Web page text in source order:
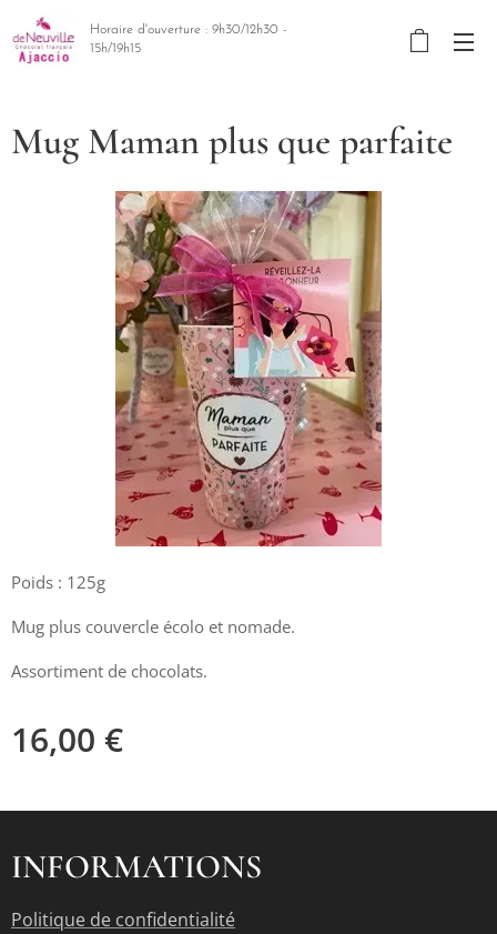
Horaire d'ouverture : 9h30/12h30 -
15h/19h15
Mug Maman plus que parfaite
Poids : 125g
Mug plus couvercle écolo et nomade.
Assortiment de chocolats.
16,00 €
INFORMATIONS
Politique de confidentialité